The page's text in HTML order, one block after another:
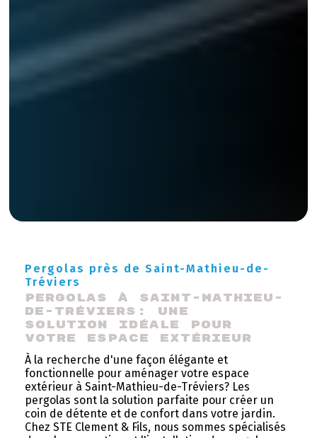
Pergolas près de Saint-Mathieu-de-
Tréviers
Pergolas à Saint-Mathieu-
de-Tréviers: une
solution idéale pour
votre espace extérieur
À la recherche d'une façon élégante et
fonctionnelle pour aménager votre espace
extérieur à Saint-Mathieu-de-Tréviers? Les
pergolas sont la solution parfaite pour créer un
coin de détente et de confort dans votre jardin.
Chez STE Clement & Fils, nous sommes spécialisés